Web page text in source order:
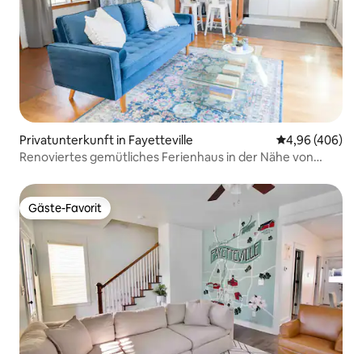
Privatunterkunft in Fayetteville
4,96 (406)
Renoviertes gemütliches Ferienhaus in der Nähe von
Gäste-Favorit
Gäste-Favorit